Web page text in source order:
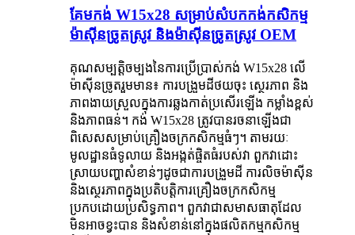
គែមកង់ W15x28 សម្រាប់សំបកកង់កសិកម្ម
ម៉ាស៊ីនច្រូតស្រូវ និងម៉ាស៊ីនច្រូតស្រូវ OEM
គុណសម្បត្តិចម្បងនៃការប្រើប្រាស់កង់ W15x28 លើ
ម៉ាស៊ីនច្រូតរួមមាន៖ ការបង្រួមដីថយចុះ ស្ថេរភាព និង
ភាពងាយស្រួលក្នុងការឆ្លងកាត់ប្រសើរឡើង កម្លាំងខ្ពស់
និងភាពធន់។ កង់ W15x28 ត្រូវបានរចនាឡើងជា
ពិសេសសម្រាប់គ្រឿងចក្រកសិកម្មធំៗ។ តាមរយៈ
មូលដ្ឋានធំទូលាយ និងអង្កត់ផ្ចិតធំរបស់វា ពួកវាដោះ
ស្រាយបញ្ហាសំខាន់ៗដូចជាការបង្រួមដី ការលិចម៉ាស៊ីន
និងស្ថេរភាពក្នុងប្រតិបត្តិការគ្រឿងចក្រកសិកម្ម
ប្រកបដោយប្រសិទ្ធភាព។ ពួកវាជាសមាសធាតុដែល
មិនអាចខ្វះបាន និងសំខាន់នៅក្នុងផលិតកម្មកសិកម្ម